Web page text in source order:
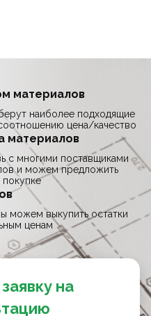
материалов
наиболее подходящие
цена/качество
материалов
с многими поставщиками
и можем предложить
можем выкупить остатки
ценам
на